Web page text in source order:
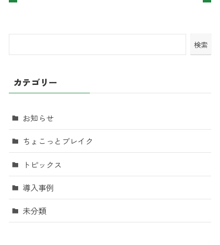
検索
カテゴリー
お知らせ
ちょこっとブレイク
トピックス
導入事例
未分類